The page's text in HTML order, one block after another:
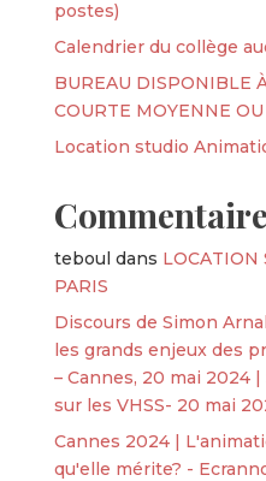
postes)
Calendrier du collège
BUREAU DISPONIBLE
COURTE MOYENNE
Location studio
teboul dans LOCATION
PARIS
Discours de Simon
les grands enjeux des
– Cannes, 20 mai 2024 |
sur les VHSS- 20 mai
Cannes 2024 |
qu'elle mérite? -